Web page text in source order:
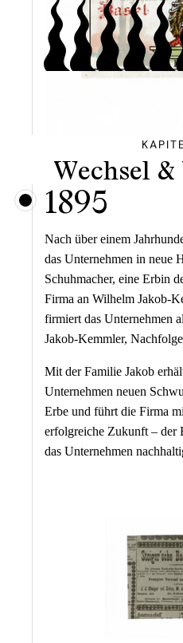
Wechsel
1895
Nach über einem
das Unternehmen in neue
Schuhmacher, eine Erbin
Firma an Wilhelm Jakob-
firmiert das Unternehmen
Jakob-Kemmler,
Mit der Familie Jakob
Unternehmen neuen
Erbe und führt die Firma
erfolgreiche Zukunft – der
das Unternehmen